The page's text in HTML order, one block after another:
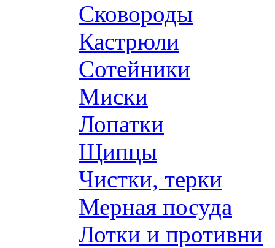
Сковороды
Кастрюли
Сотейники
Миски
Лопатки
Щипцы
Чистки, терки
Мерная посуда
Лотки и противни